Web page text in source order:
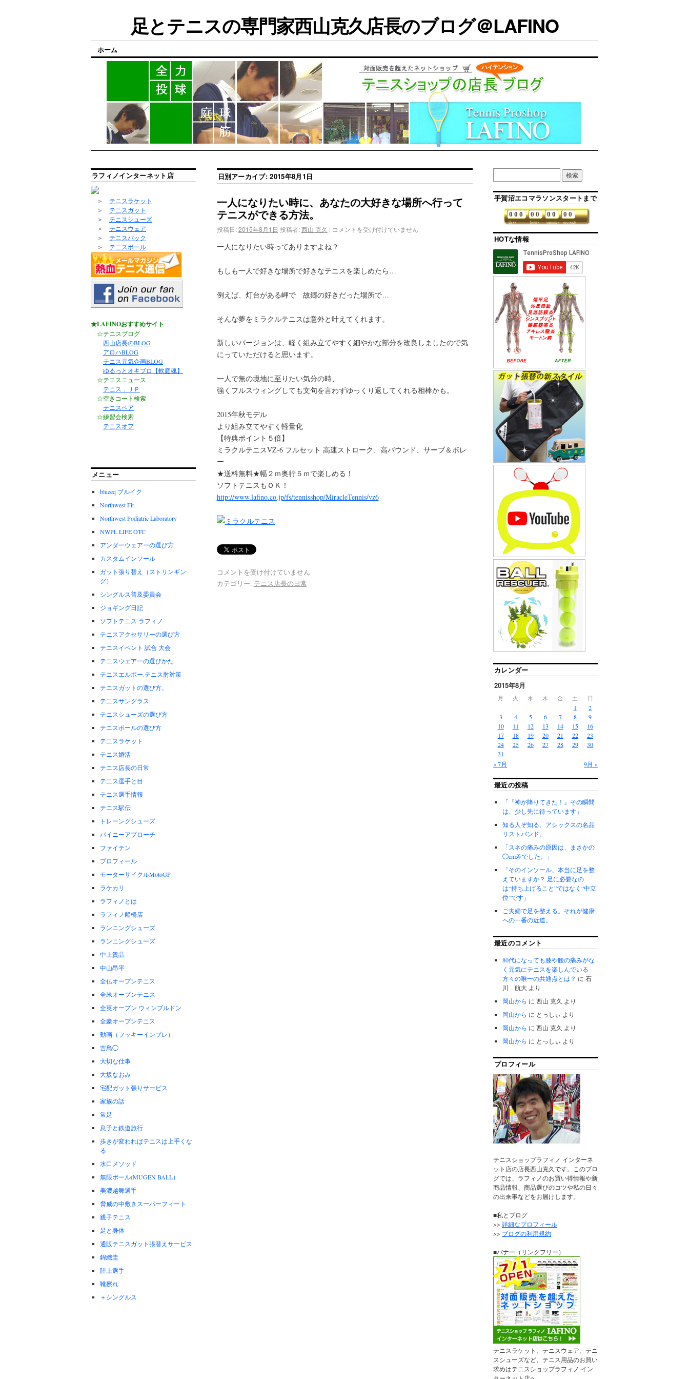
足とテニスの専門家西山克久店長のブログ＠LAFINO
ホーム
日別アーカイブ:2015年8月1日
一人になりたい時に、あなたの大好きな場所へ行って
テニスができる方法。
投稿日: 2015年8月1日 投稿者: 西山 克久 | コメントを受け付けていません
一人になりたい時ってありますよね？
もしも一人で好きな場所で好きなテニスを楽しめたら…
例えば、灯台がある岬で 故郷の好きだった場所で…
そんな夢をミラクルテニスは意外と叶えてくれます。
新しいバージョンは、軽く組み立てやすく細やかな部分を改良しましたので気
にっていただけると思います。
一人で無の境地に至りたい気分の時、
強くフルスウィングしても文句を言わずゆっくり返してくれる相棒かも。
2015年秋モデル
より組み立てやすく軽量化
【特典ポイント５倍】
ミラクルテニスVZ-6 フルセット 高速ストローク、高バウンド、サーブ＆ボレ
ー
★送料無料★幅２ｍ奥行５ｍで楽しめる！
ソフトテニスもＯＫ！
http://www.lafino.co.jp/fs/tennisshop/MiracleTennis/vz6
コメントを受け付けていません
カテゴリー: テニス店長の日常
ラフィノインターネット店
＞ テニスラケット
＞ テニスガット
＞ テニスシューズ
＞ テニスウェア
＞ テニスバック
＞ テニスボール
★LAFINOおすすめサイト
☆テニスブログ
西山店長のBLOG
アロハBLOG
テニス元気企画BLOG
ゆるっとオキブロ【軟庭魂】
☆テニスニュース
テニス．ＪＰ
☆空きコート検索
テニスベア
☆練習会検索
テニスオフ
メニュー
blueeq ブルイク
Northwest Fit
Northwest Podiatric Laboratory
NWPL LIFE OTC
アンダーウェアーの選び方
カスタムインソール
ガット張り替え（ストリンギン
グ）
シングルス普及委員会
ジョギング日記
ソフトテニス ラフィノ
テニスアクセサリーの選び方
テニスイベント 試合 大会
テニスウェアーの選びかた
テニスエルボー.テニス肘対策
テニスガットの選び方。
テニスサングラス
テニスシューズの選び方
テニスボールの選び方
テニスラケット
テニス婚活
テニス店長の日常
テニス選手と目
テニス選手情報
テニス駅伝
トレーングシューズ
バイニーアプローチ
ファイテン
プロフィール
モーターサイクルMotoGP
ラケカリ
ラフィノとは
ラフィノ船橋店
ランニングシューズ
ランニングシューズ
中上貴晶
中山昂平
全仏オープンテニス
全米オープンテニス
全英オープン ウィンブルドン
全豪オープンテニス
動画（フッキーインプレ）
吉鳥◯
大切な仕事
大坂なおみ
宅配ガット張りサービス
家族の話
常足
息子と鉄道旅行
歩きが変わればテニスは上手くな
る
水口メソッド
無限ボール(MUGEN BALL）
美濃越舞選手
脅威の中敷きスーパーフィート
親子テニス
足と身体
通販テニスガット張替えサービス
錦織圭
陸上選手
靴擦れ
＋シングルス
手賀沼エコマラソンスタートまで
days
0 0 0
hours
0 0
minutes
0 0
seconds
0 0
HOTな情報
カレンダー
2015年8月
月 火 水 木 金 土 日
« 7月 9月 »
1
2
3
4 5 6 7 8
9
10
11 12 13 14 15
16
17
18 19 20 21 22
23
24
25 26 27 28 29
30
31
最近の投稿
「『神が降りてきた！』その瞬間
は、少し先に待っています」
知る人ぞ知る、アシックスの名品
リストバンド。
「スネの痛みの原因は、まさかの
◯cm差でした。」
「そのインソール、本当に足を整
えていますか？ 足に必要なの
は“持ち上げること”ではなく“中立
位”です」
ご夫婦で足を整える。それが健康
への一番の近道。
最近のコメント
80代になっても膝や腰の痛みがな
く元気にテニスを楽しんでいる
方々の唯一の共通点とは？ に石
川 航大 より
岡山から に西山 克久 より
岡山から に とっしぃ より
岡山から に西山 克久 より
岡山から に とっしぃ より
プロフィール
テニスショップラフィノ インターネ
ット店の店長西山克久です。このブロ
グでは、ラフィノのお買い得情報や新
商品情報、商品選びのコツや私の日々
の出来事などをお届けします。
■私とブログ
>>詳細なプロフィール
>> ブログの利用規約
■バナー（リンクフリー）
テニスラケット、テニスウェア、テニ
スシューズなど、テニス用品のお買い
求めはテニスショップラフィノ イン